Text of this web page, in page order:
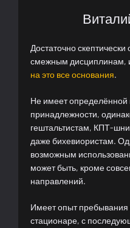
Достаточно скептически
смежным дисциплинам,
на это все основания.
Не имеет
принадлежности,
гештальтистам, КПТ-
даже бихевиористам.
возможным
может быть, кроме
направлений.
Имеет опыт пребывания
стационаре, с